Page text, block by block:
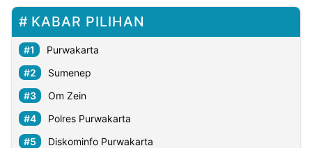
KABAR PILIHAN
Purwakarta
Sumenep
Om Zein
Polres Purwakarta
Diskominfo Purwakarta